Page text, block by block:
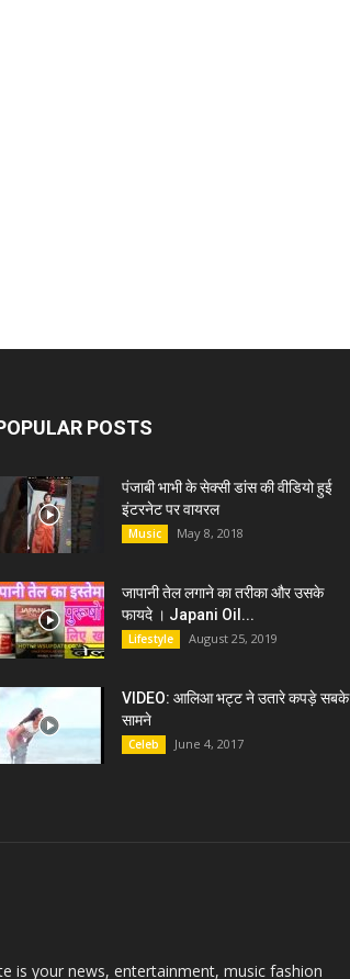
POSTS
पंजाबी भाभी के सेक्सी डांस की वीडियो हुई
इंटरनेट पर वायरल
Music May 8, 2018
जापानी तेल लगाने का तरीका और उसके
फायदे । Japani Oil...
Lifestyle August 25, 2019
VIDEO: आलिआ भट्ट ने उतारे कपड़े सबके
सामने
Celeb June 4, 2017
is your news, entertainment, music fashion